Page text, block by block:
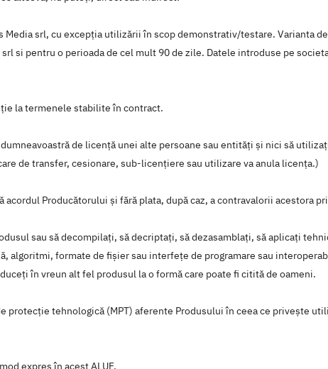
Media srl, cu excepția utilizării în scop demonstrativ/testare. Varianta
si pentru o perioada de cel mult 90 de zile. Datele introduse pe
la termenele stabilite în contract.
de licență unei alte persoane sau entități și nici să
de transfer, cesionare, sub-licențiere sau utilizare va anula licența.)
Producătorului și fără plata, după caz, a contravalorii acestora
sau să decompilați, să decriptați, să dezasamblați, să aplicați
algoritmi, formate de fișier sau interfețe de programare sau
în vreun alt fel produsul la o formă care poate fi citită de oameni.
protecție tehnologică (MPT) aferente Produsului în ceea ce privește
expres în acest ALUF.